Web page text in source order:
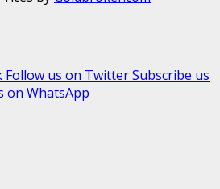
Follow us on TwitterSubscribe us
on WhatsApp